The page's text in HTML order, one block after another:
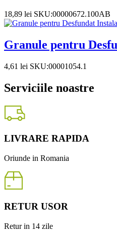
18,89 lei SKU:00000672.100AB
Granule pentru
4,61 lei SKU:00001054.1
Serviciile noastre
LIVRARE RAPIDA
Oriunde in Romania
RETUR USOR
Retur in 14 zile